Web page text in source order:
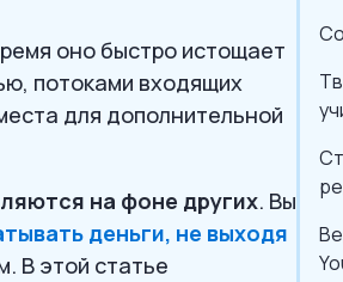
оно быстро истощает
потоками входящих
для дополнительной
на фоне других. Вы
деньги, не выходя
В этой статье